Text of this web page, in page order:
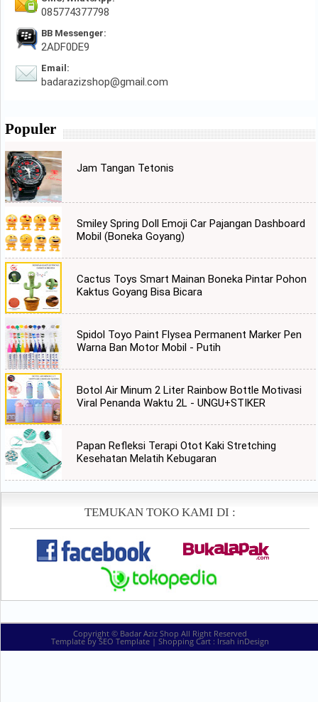
085774377798
BB Messenger:
2ADF0DE9
Email:
badarazizshop@gmail.com
Populer
Jam Tangan Tetonis
Smiley Spring Doll Emoji Car Pajangan Dashboard
Mobil (Boneka Goyang)
Cactus Toys Smart Mainan Boneka Pintar Pohon
Kaktus Goyang Bisa Bicara
Spidol Toyo Paint Flysea Permanent Marker Pen
Warna Ban Motor Mobil - Putih
Botol Air Minum 2 Liter Rainbow Bottle Motivasi
Viral Penanda Waktu 2L - UNGU+STIKER
Papan Refleksi Terapi Otot Kaki Stretching
Kesehatan Melatih Kebugaran
TEMUKAN TOKO KAMI DI :
Copyright © Badar Aziz Shop All Right Reserved
Template bySEO Template| Shopping Cart : Irsah inDesign